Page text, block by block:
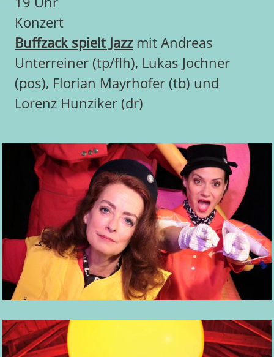
Konzert
Buffzack spielt Jazzmit Andreas
Unterreiner (tp/flh), Lukas Jochner
(pos), Florian Mayrhofer (tb) und
Lorenz Hunziker (dr)